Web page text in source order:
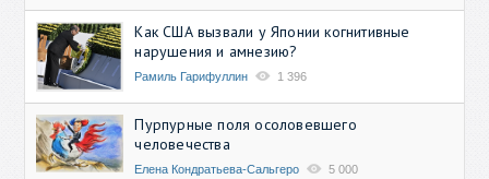
Как США вызвали у Японии когнитивные
нарушения и амнезию?
Рамиль Гарифуллин 1 396
Пурпурные поля осоловевшего
человечества
Елена Кондратьева-Сальгеро 5 000